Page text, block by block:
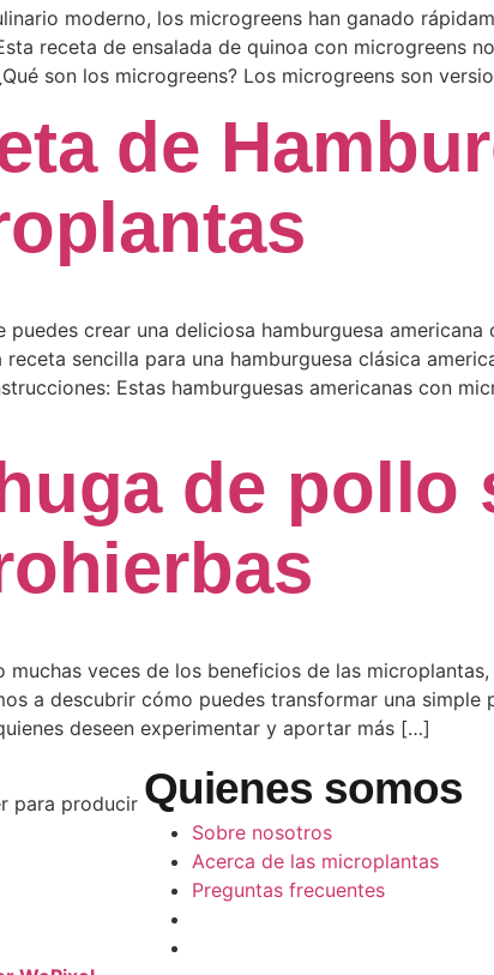
moderno, los microgreens han ganado
receta de ensalada de quinoa con microgreens
son los microgreens? Los microgreens son
de
puedes crear una deliciosa hamburguesa
receta sencilla para una hamburguesa clásica
Estas hamburguesas americanas con
de pollo
muchas veces de los beneficios de las
a descubrir cómo puedes transformar una
deseen experimentar y aportar más […]
para producir Quienes somos
Sobre nosotros
Acerca de las microplantas
Preguntas frecuentes